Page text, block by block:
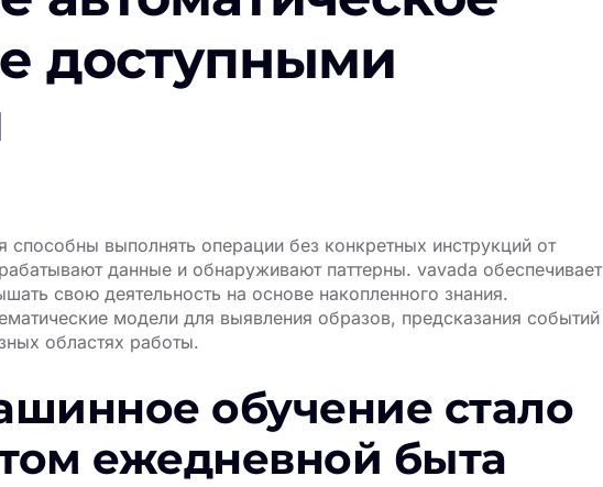
доступными
выполнять операции без конкретных инструкций от
данные и обнаруживают паттерны. vavada обеспечивает
свою деятельность на основе накопленного знания.
модели для выявления образов, предсказания событий
областях работы.
обучение стало
ежедневной быта